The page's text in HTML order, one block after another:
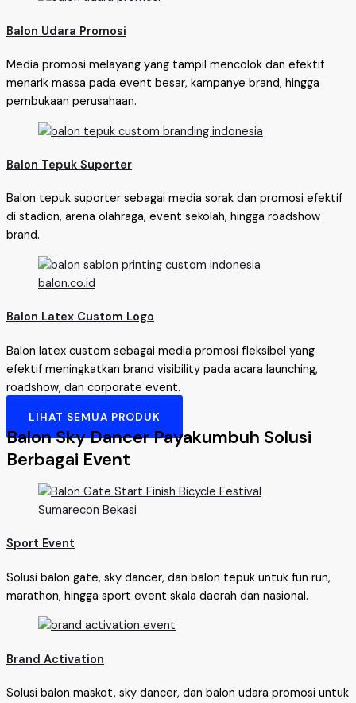
Balon Udara Promosi
Media promosi melayang yang tampil mencolok dan efektif
menarik massa pada event besar, kampanye brand, hingga
pembukaan perusahaan.
Balon Tepuk Suporter
Balon tepuk suporter sebagai media sorak dan promosi efektif
di stadion, arena olahraga, event sekolah, hingga roadshow
brand.
Balon Latex Custom Logo
Balon latex custom sebagai media promosi fleksibel yang
efektif meningkatkan brand visibility pada acara launching,
roadshow, dan corporate event.
LIHAT SEMUA PRODUK
Balon Sky Dancer Payakumbuh Solusi
Berbagai Event
Sport Event
Solusi balon gate, sky dancer, dan balon tepuk untuk fun run,
marathon, hingga sport event skala daerah dan nasional.
Brand Activation
Solusi balon maskot, sky dancer, dan balon udara promosi untuk